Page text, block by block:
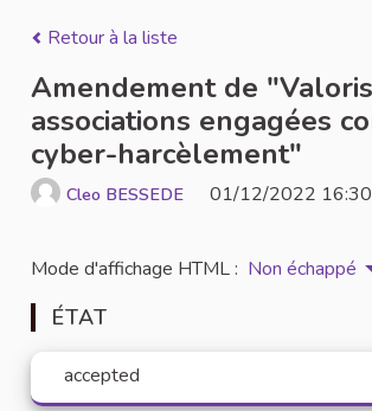
Retour à la liste
Amendement de
associations engagées
cyber-harcèlement"
Cleo BESSEDE 01/12/2022 16:30
Mode d'affichage HTML : Non échappé
ÉTAT
accepted